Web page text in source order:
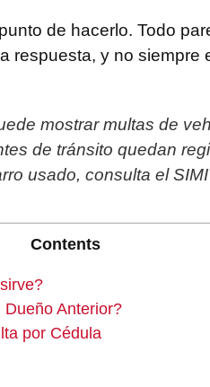
de hacerlo. Todo
respuesta, y no siempre
mostrar multas de
de tránsito quedan
usado, consulta el
Contents
Anterior?
por Cédula